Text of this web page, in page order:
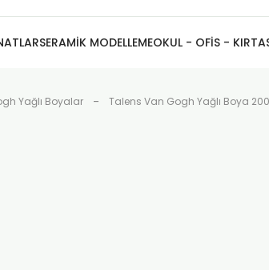
SERAMİK MODELLEMEOKUL - OFİS -
Yağlı Boyalar Talens Van Gogh Yağlı Boya